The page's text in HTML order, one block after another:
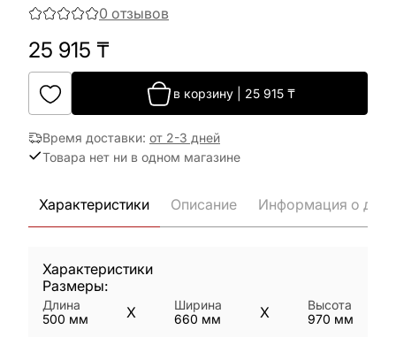
0 отзывов
25 915 ₸
в корзину| 25 915₸
Время доставки: от 2-3 дней
Товара нет ни в одном магазине
Характеристики Описание Информация о
Характеристики
Размеры:
Длина
500 мм X
Ширина
660 мм X
Высота
970 мм